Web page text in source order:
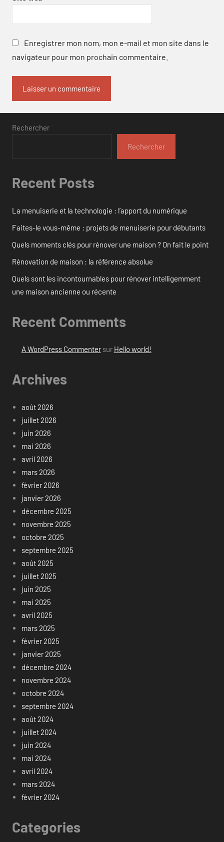
Enregistrer mon nom, mon e-mail et mon site dans le
navigateur pour mon prochain commentaire.
Rechercher
Rechercher
Recent Posts
La menuiserie et la technologie : l’apport du numérique
Faites-le vous-même : projets de menuiserie pour débutants
Quels moments clés pour rénover une maison ? On fait le point
Rénovation de maison : la référence absolue
Quels sont les incontournables pour rénover intelligemment
une maison ancienne ou récente
Recent Comments
A WordPress Commentersur Hello world!
Archives
août 2026
juillet 2026
juin 2026
mai 2026
avril 2026
mars 2026
février 2026
janvier 2026
décembre 2025
novembre 2025
octobre 2025
septembre 2025
août 2025
juillet 2025
juin 2025
mai 2025
avril 2025
mars 2025
février 2025
janvier 2025
décembre 2024
novembre 2024
octobre 2024
septembre 2024
août 2024
juillet 2024
juin 2024
mai 2024
avril 2024
mars 2024
février 2024
Categories